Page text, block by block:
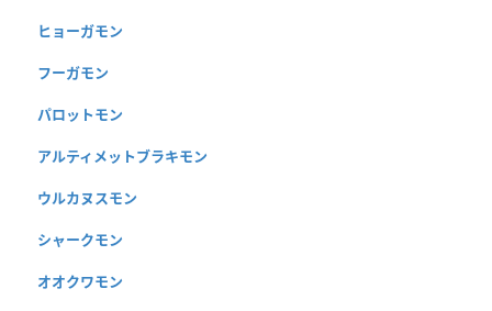
ヒョーガモン
フーガモン
パロットモン
アルティメットブラキモン
ウルカヌスモン
シャークモン
オオクワモン